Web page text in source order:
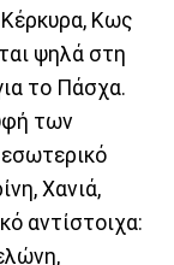
Κέρκυρα, Κως
ψηλά στη
το Πάσχα.
των
Χανιά,
αντίστοιχα: